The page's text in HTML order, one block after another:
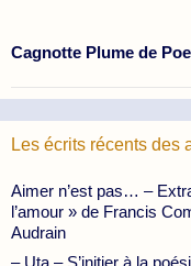
Cagnotte Plume de
Les écrits récents des
Aimer n’est pas… –
l’amour » de Francis
Audrain
– Uta – S’initier à la